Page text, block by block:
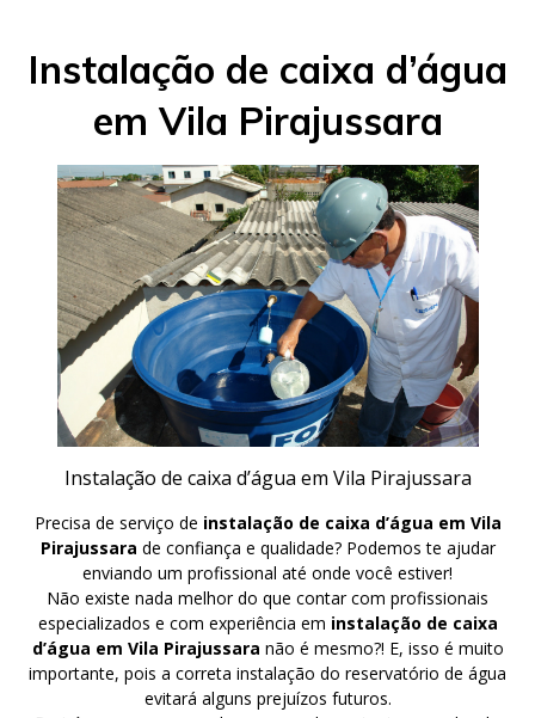
Instalação de caixa d’água
em Vila Pirajussara
Instalação de caixa d’água em Vila Pirajussara
Precisa de serviço de instalação de caixa d’água em Vila
Pirajussara de confiança e qualidade? Podemos te ajudar
enviando um profissional até onde você estiver!
Não existe nada melhor do que contar com profissionais
especializados e com experiência em instalação de caixa
d’água em Vila Pirajussara não é mesmo?! E, isso é muito
importante, pois a correta instalação do reservatório de água
evitará alguns prejuízos futuros.